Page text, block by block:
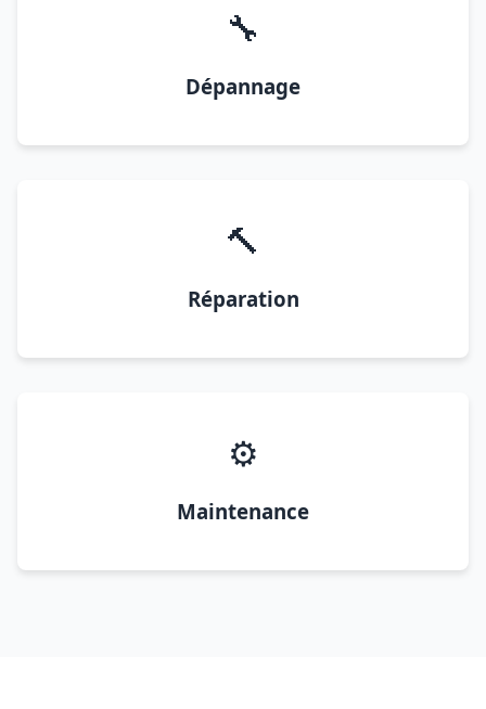
🔧
Dépannage
🔨
Réparation
⚙️
Maintenance